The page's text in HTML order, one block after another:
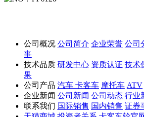
公司概况 公司简介 企业荣誉 公司
事
技术品质 研发中心 资质认证 技术
果
公司产品 汽车 卡客车 摩托车 ATV
企业新闻 公司新闻 公司动态 行业
联系我们 国际销售 国内销售 证券